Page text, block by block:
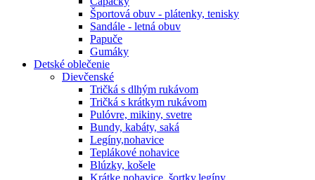
Športová obuv - plátenky, tenisky
Sandále - letná obuv
Papuče
Gumáky
Detské oblečenie
Dievčenské
Tričká s dlhým rukávom
Tričká s krátkym rukávom
Pulóvre, mikiny, svetre
Bundy, kabáty, saká
Legíny,nohavice
Teplákové nohavice
Blúzky, košele
Krátke nohavice, šortky,legíny